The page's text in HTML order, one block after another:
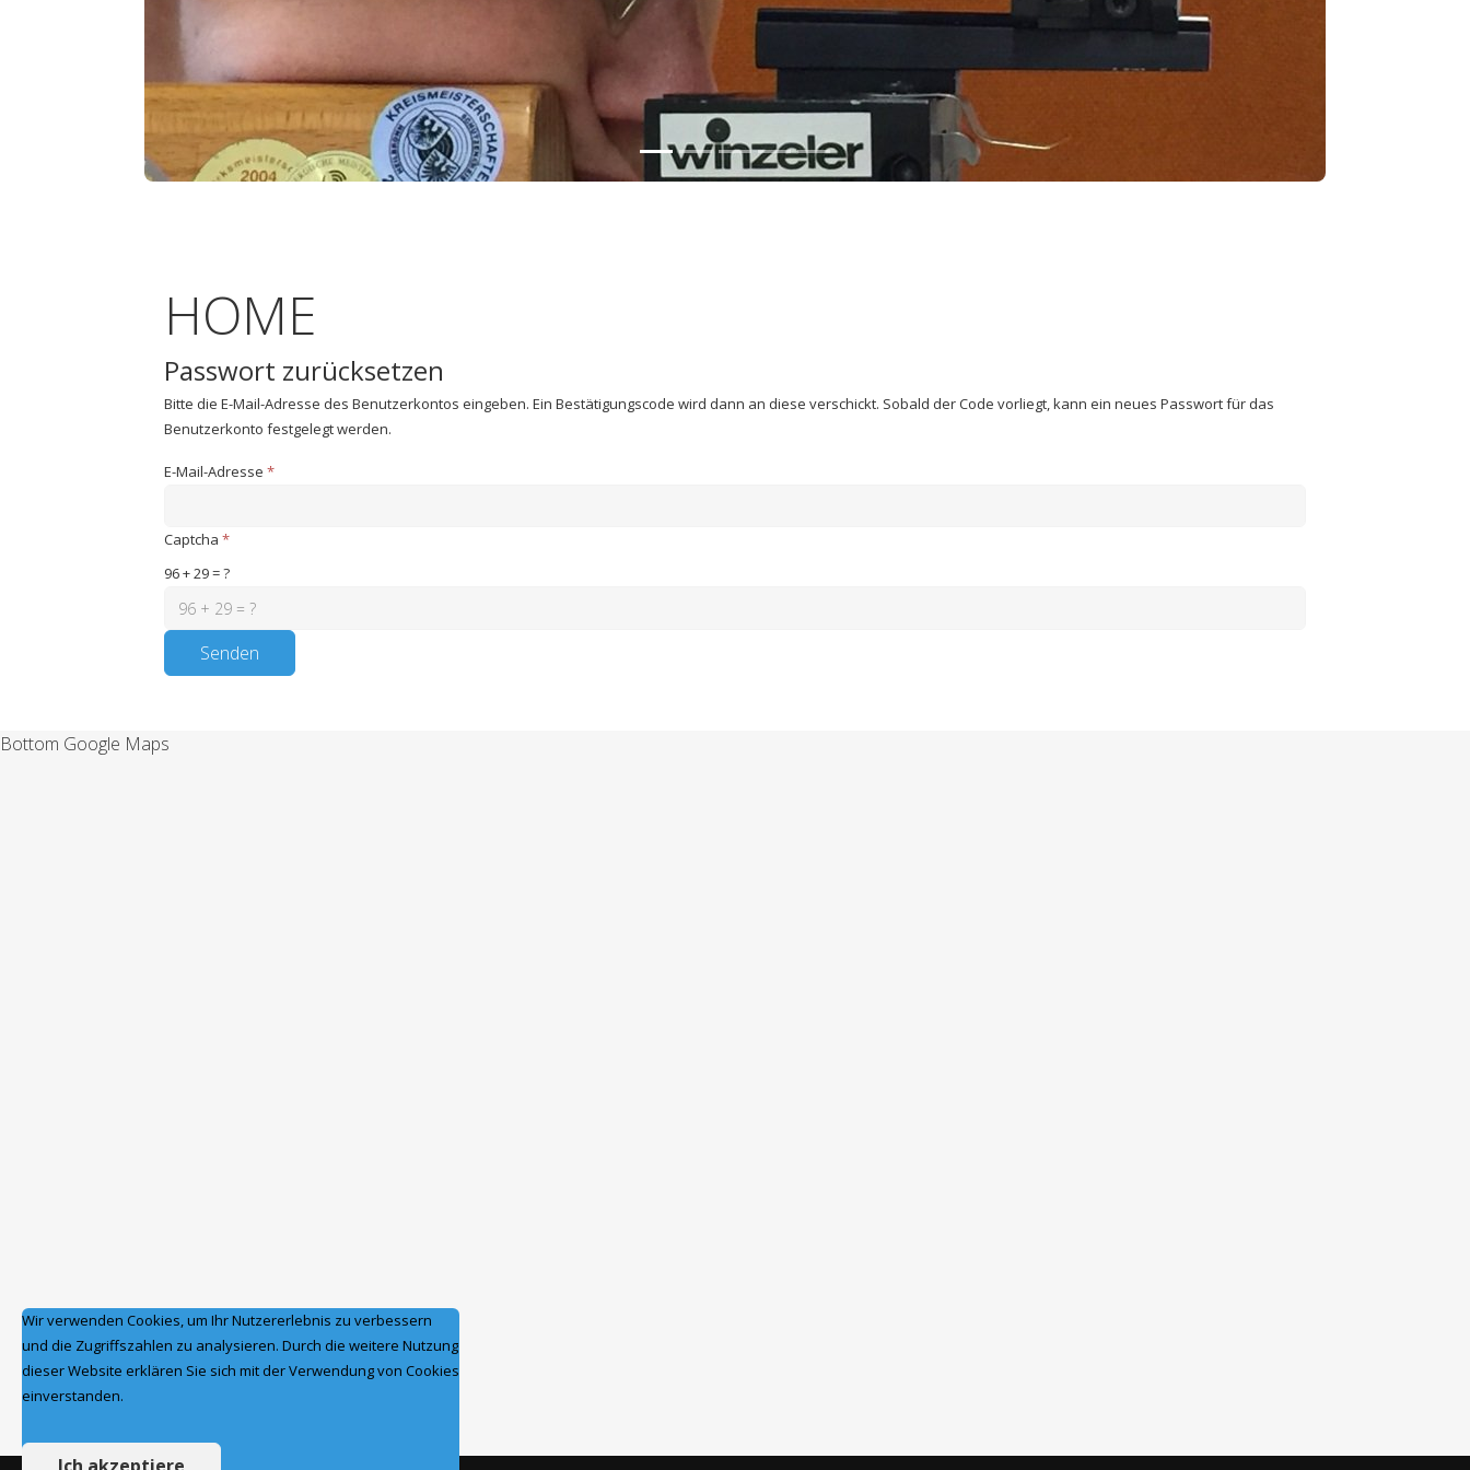
HOME
Passwort zurücksetzen
Bitte die E-Mail-Adresse des Benutzerkontos eingeben. Ein Bestätigungscode wird dann an diese verschickt. Sobald der Code vorliegt, kann ein neues Passwort für das
Benutzerkonto festgelegt werden.
E-Mail-Adresse *
Captcha *
96 + 29 = ?
Senden
Bottom Google Maps
Wir verwenden Cookies, um Ihr Nutzererlebnis zu verbessern
und die Zugriffszahlen zu analysieren. Durch die weitere Nutzung
dieser Website erklären Sie sich mit der Verwendung von Cookies
einverstanden.